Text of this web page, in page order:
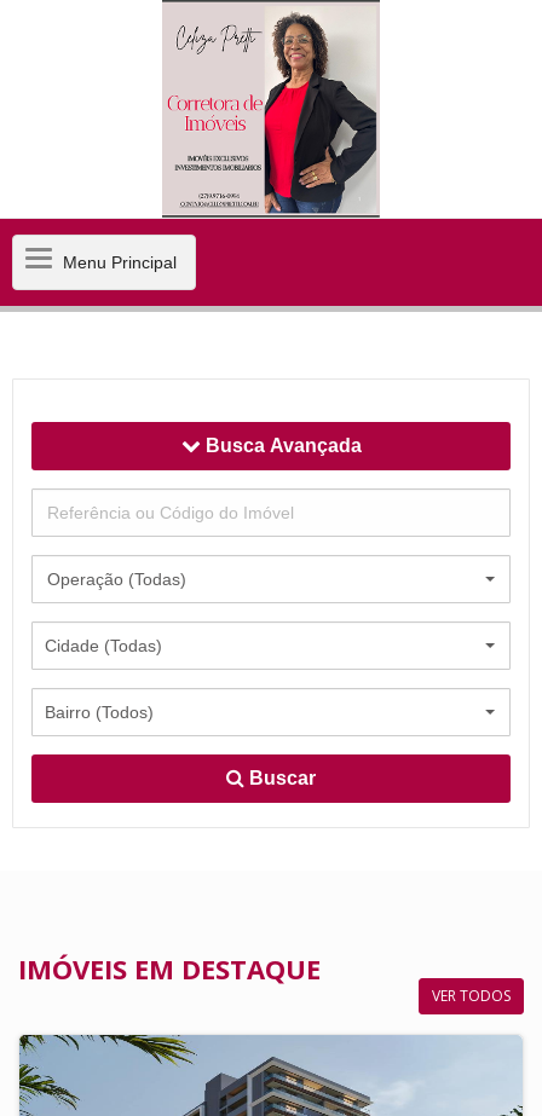
MenuMenu Principal
Busca Avançada
Operação (Todas)
Cidade (Todas)
Bairro (Todos)
Buscar
IMÓVEIS EM DESTAQUE
VER TODOS